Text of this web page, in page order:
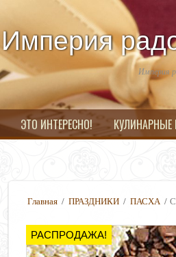
Империя
Империя
ЭТО ИНТЕРЕСНО!
Главная / ПРАЗДНИКИ / ПАСХА /
РАСПРОДАЖА!